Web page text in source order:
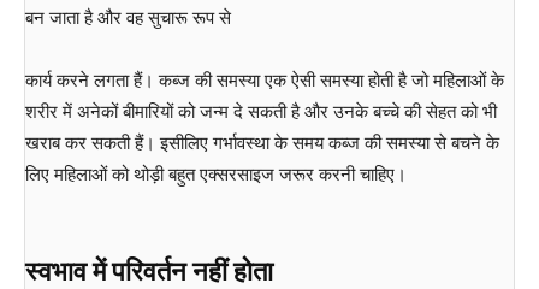
बन जाता है और वह सुचारू रूप से
कार्य करने लगता हैं। कब्ज की समस्या एक ऐसी समस्या होती है जो महिलाओं के
शरीर में अनेकों बीमारियों को जन्म दे सकती है और उनके बच्चे की सेहत को भी
खराब कर सकती हैं। इसीलिए गर्भावस्था के समय कब्ज की समस्या से बचने के
लिए महिलाओं को थोड़ी बहुत एक्सरसाइज जरूर करनी चाहिए।
स्वभाव में परिवर्तन नहीं होता